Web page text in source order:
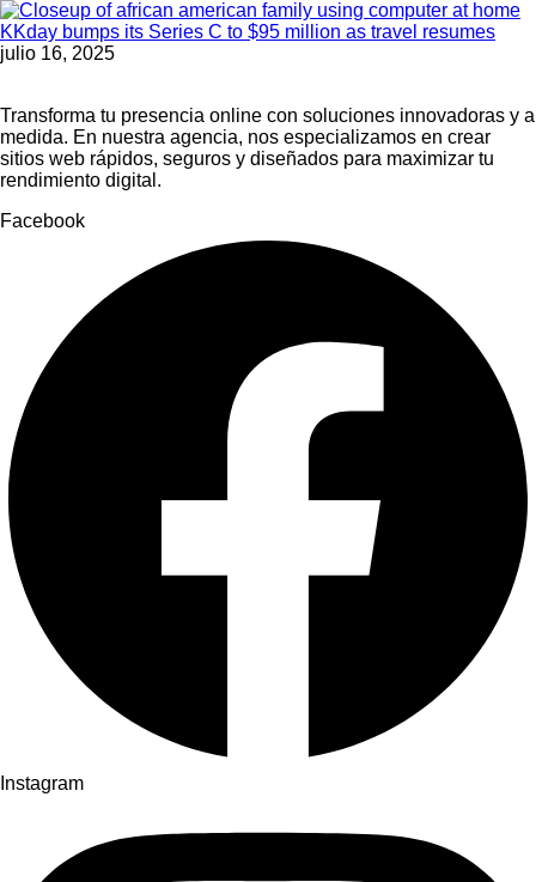
KKday bumps its Series C to $95 million as travel resumes
julio 16, 2025
Transforma tu presencia online con soluciones innovadoras y a
medida. En nuestra agencia, nos especializamos en crear
sitios web rápidos, seguros y diseñados para maximizar tu
rendimiento digital.
Facebook
Instagram